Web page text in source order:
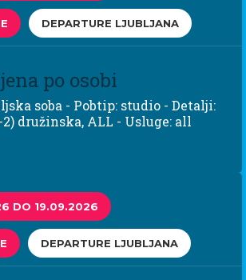
DEPARTURE LJUBLJANA
po osobi
soba - Pobtip: studio - Detalji:
družinska, ALL - Usluge: all
DO 19.09.2026
DEPARTURE LJUBLJANA